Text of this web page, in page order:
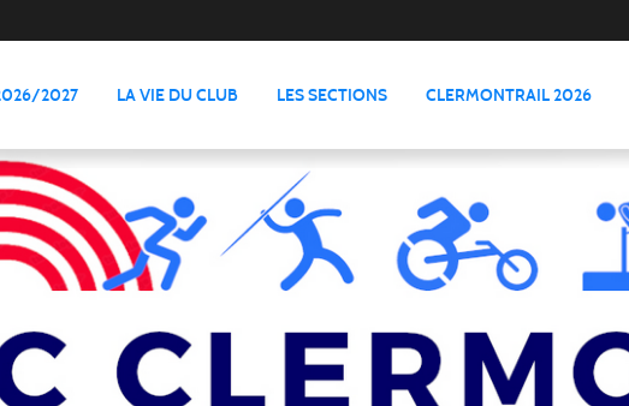
2027 LA VIE DU CLUB LES SECTIONS CLERMONTRAIL 2026